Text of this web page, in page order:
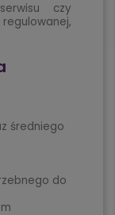
czy
średniego
do